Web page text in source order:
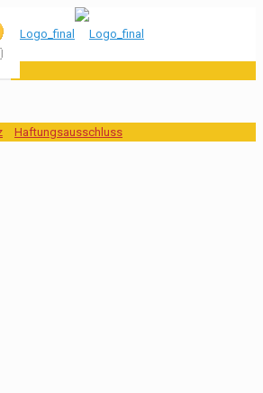
Haftungsausschluss